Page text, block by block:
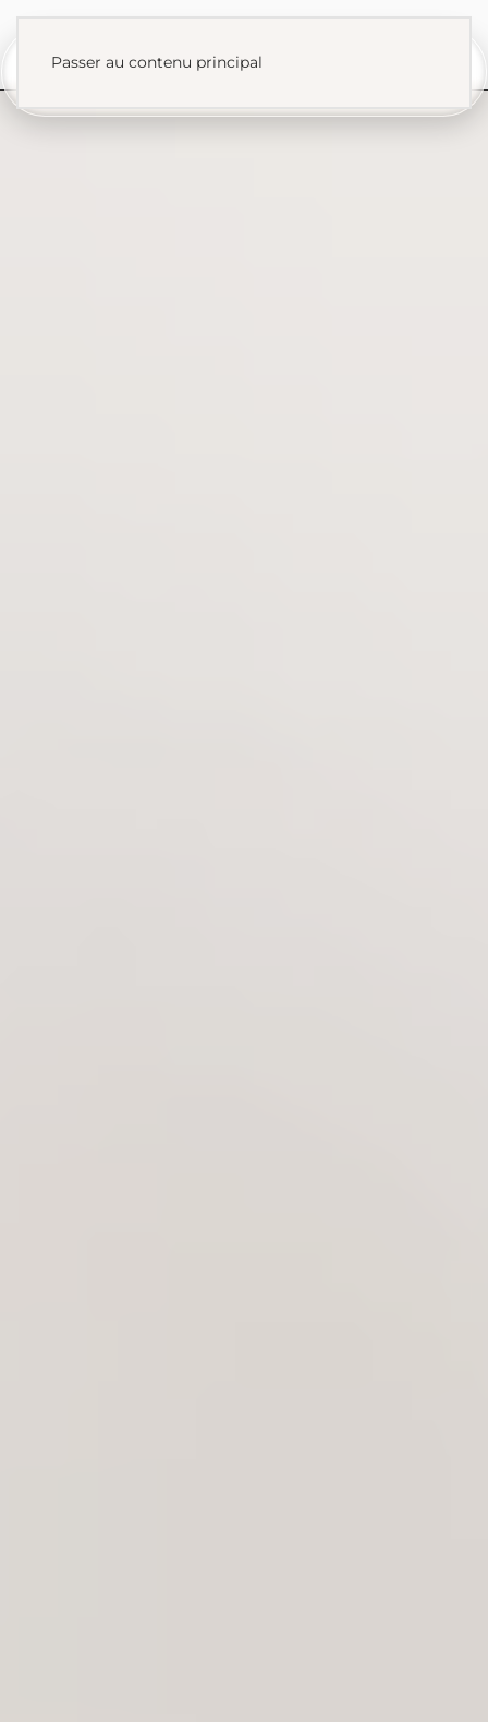
Passer au contenu principal